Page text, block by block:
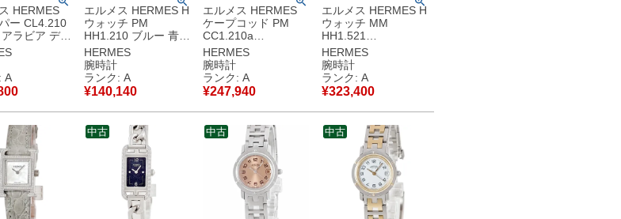
HERMES
ー CL4.210
ラビア デイ
ド サンレイ
ス 腕時計ク
レー 【中
美品
A
エルメス HERMES H
ウォッチ PM
HH1.210 ブルー 青
アラビア スクエア H
型 レディース 腕時計
クオーツ ブルー 【中
古】中古美品
HERMES
腕時計
ランク: A
¥140,140
エルメス HERMES
ケープコッド PM
CC1.210a
040246WW00 ドゥ
ブルトゥール シルバ
ー スクエア レディー
ス 腕時計クオーツ シ
ルバー 【中古】中古
美品
HERMES
腕時計
ランク: A
¥247,940
エルメス HERMES H
ウォッチ MM
HH1.521
W044867WW00 ド
ゥブルトゥール H型
黒 アラビア スクエア
メンズ レディース 腕
時計クオーツ ブラッ
ク 【中古】中古美品
HERMES
腕時計
ランク: A
¥323,400
中古 中古 中古